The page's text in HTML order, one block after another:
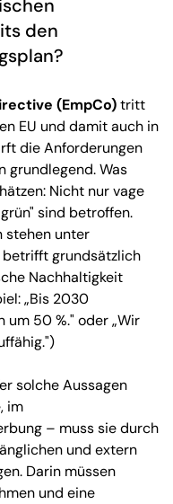
den
(EmpCo)tritt
EU und damit auch in
die Anforderungen
grundlegend. Was
Nicht nur vage
sind betroffen.
stehen unter
betrifft grundsätzlich
Nachhaltigkeit
„Bis 2030
um 50 %." oder„Wir
)
solche Aussagen
im
– muss sie durch
und extern
Darin müssen
und eine